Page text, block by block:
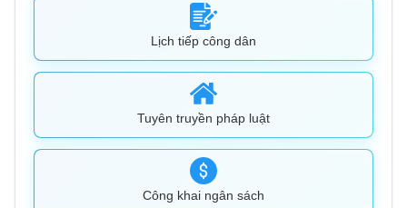
Lịch tiếp công dân
Tuyên truyền pháp luật
Công khai ngân sách